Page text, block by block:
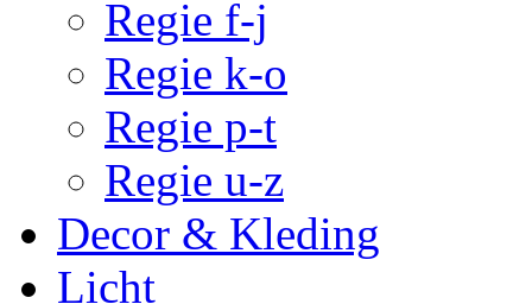
Regie f-j
Regie k-o
Regie p-t
Regie u-z
Decor & Kleding
Licht